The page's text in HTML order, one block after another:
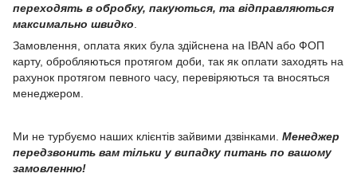
переходять в обробку, пакуються, та відправляються
максимально швидко
Замовлення, оплата яких була здійснена на IBAN або ФОП
карту, обробляються протягом доби, так як оплати заходять на
рахунок протягом певного часу, перевіряються та вносяться
менеджером.
Ми не турбуємо наших клієнтів зайвими дзвінками. Менеджер
передзвонить вам тільки у випадку питань по вашому
замовленню!